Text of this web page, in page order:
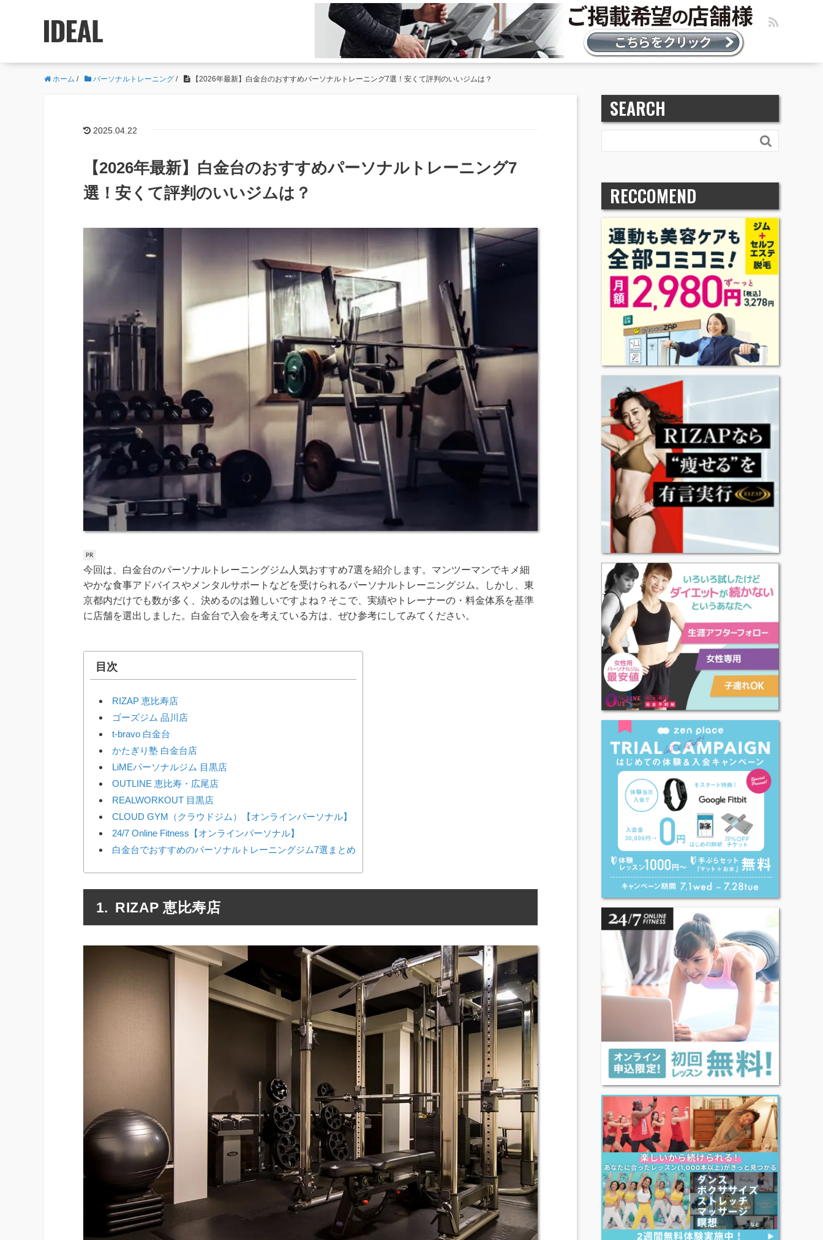
ホーム / パーソナルトレーニング / 【2026年最新】白金台のおすすめパーソナルトレーニング7選！安くて評判のいいジムは？
2025.04.22
【2026年最新】白金台のおすすめパーソナルトレーニング7
選！安くて評判のいいジムは？
今回は、白金台のパーソナルトレーニングジム人気おすすめ7選を紹介します。マンツーマンでキメ細
やかな食事アドバイスやメンタルサポートなどを受けられるパーソナルトレーニングジム。しかし、東
京都内だけでも数が多く、決めるのは難しいですよね？そこで、実績やトレーナーの・料金体系を基準
に店舗を選出しました。白金台で入会を考えている方は、ぜひ参考にしてみてください。
目次
RIZAP 恵比寿店
ゴーズジム 品川店
t-bravo 白金台
かたぎり塾 白金台店
LiMEパーソナルジム 目黒店
OUTLINE 恵比寿・広尾店
REALWORKOUT 目黒店
CLOUD GYM（クラウドジム）【オンラインパーソナル】
24/7 Online Fitness【オンラインパーソナル】
白金台でおすすめのパーソナルトレーニングジム7選まとめ
RIZAP 恵比寿店
SEARCH

RECCOMEND